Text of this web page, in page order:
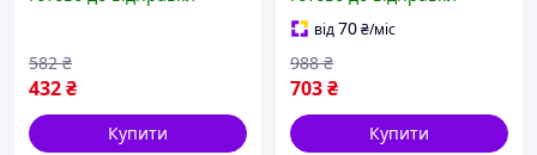
432₴
582 ₴
Купити
від70₴/міс
703₴
988 ₴
Купити